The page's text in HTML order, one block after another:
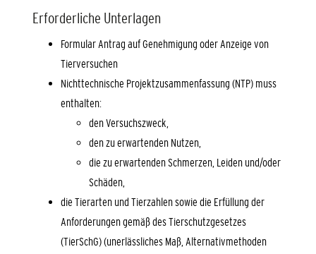
Erforderliche Unterlagen
Formular Antrag auf Genehmigung oder Anzeige von
Tierversuchen
Nichttechnische Projektzusammenfassung (NTP) muss
enthalten:
den Versuchszweck,
den zu erwartenden Nutzen,
die zu erwartenden Schmerzen, Leiden und/oder
Schäden,
die Tierarten und Tierzahlen sowie die Erfüllung der
Anforderungen gemäß des Tierschutzgesetzes
(TierSchG) (unerlässliches Maß, Alternativmethoden